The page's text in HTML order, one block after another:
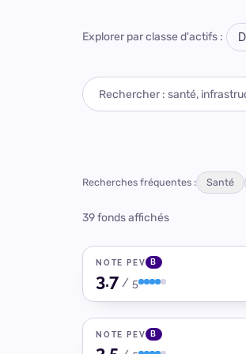
Explorer par classe d'actifs :
Recherches fréquentes : Santé
39fonds affichés
Infrastructure
SCHRODERS CAPITAL
(ERIC)
NOTE PEV B
3.7 / 5
Private Equity
BLUE OWL
Blue Owl GP Stakes Strategy
Leader mondial du GP Stakes large
NOTE PEV B
ARES MANAGEMENT